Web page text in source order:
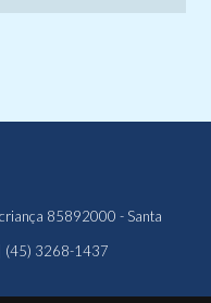
85892000 - Santa
| (45) 3268-1437